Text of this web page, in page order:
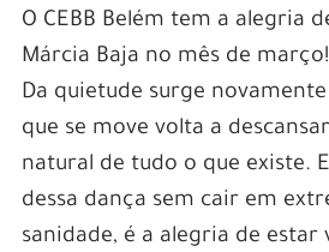
O CEBB Belém tem a alegria
Márcia Baja no mês de março!
Da quietude surge
que se move volta a
natural de tudo o que existe.
dessa dança sem cair em
sanidade, é a alegria de estar